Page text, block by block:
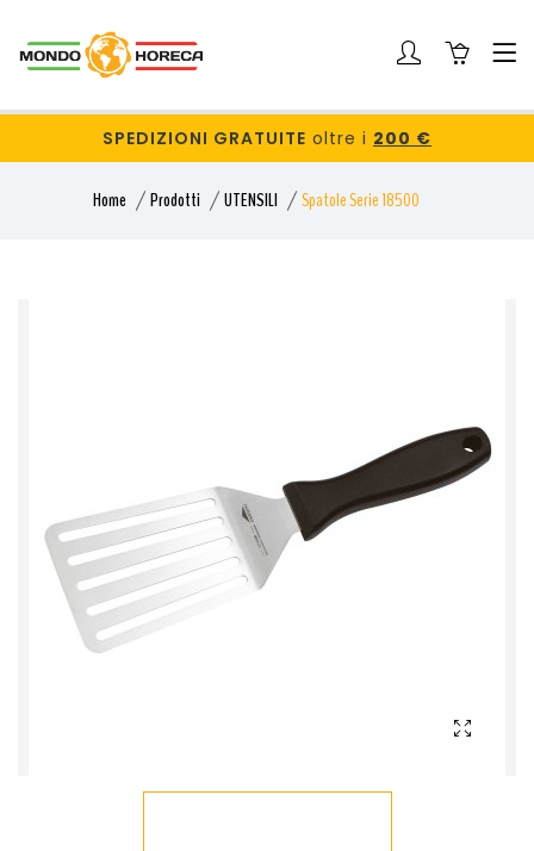
SPEDIZIONI GRATUITE oltre i 200 €
Home Prodotti UTENSILI Spatole Serie 18500